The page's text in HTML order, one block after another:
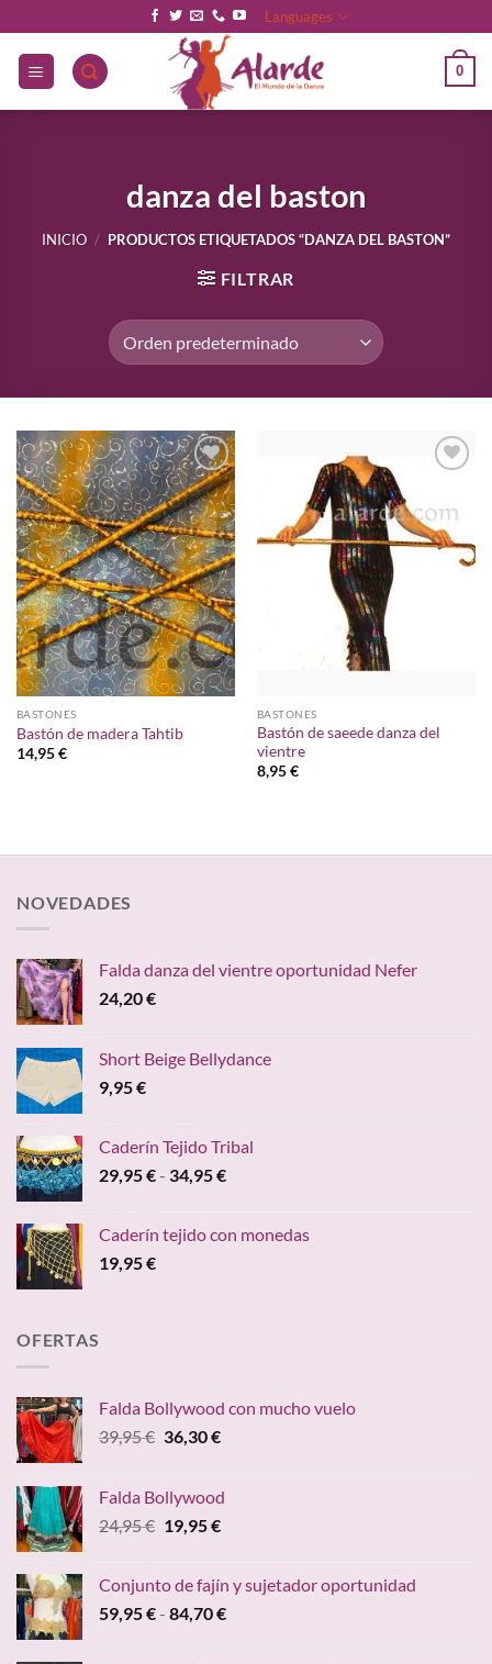
al
contenido
Languages
0
danza del baston
INICIO / PRODUCTOS ETIQUETADOS “DANZA DEL BASTON”
FILTRAR
Añadir
a la
lista de
deseos
BASTONES
Bastón de madera Tahtib
14,95€
lista de
deseos
BASTONES
Bastón de saeede danza del
vientre
8,95€
NOVEDADES
Falda danza del vientre oportunidad Nefer
24,20€
Short Beige Bellydance
9,95€
Caderín Tejido Tribal
29,95€- 34,95€Rango
desde
Caderín tejido con monedas
19,95€
OFERTAS
Falda Bollywood con mucho vuelo
39,95€ El
era:
39,95 €.
36,30€El
es:
36,30 €.
Falda Bollywood
24,95€ El
era:
24,95 €.
19,95€El
es:
19,95 €.
Conjunto de fajín y sujetador oportunidad
59,95€- 84,70€Rango